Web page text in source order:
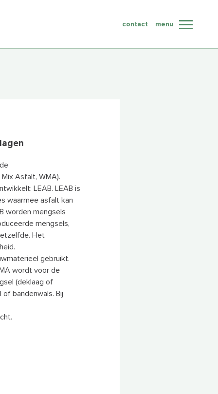
contact sluit
contact menu
Asfalt, WMA).
LEAB. LEAB is
waarmee asfalt kan
worden mengsels
mengsels,
Het
gebruikt.
wordt voor de
(deklaag of
bandenwals. Bij